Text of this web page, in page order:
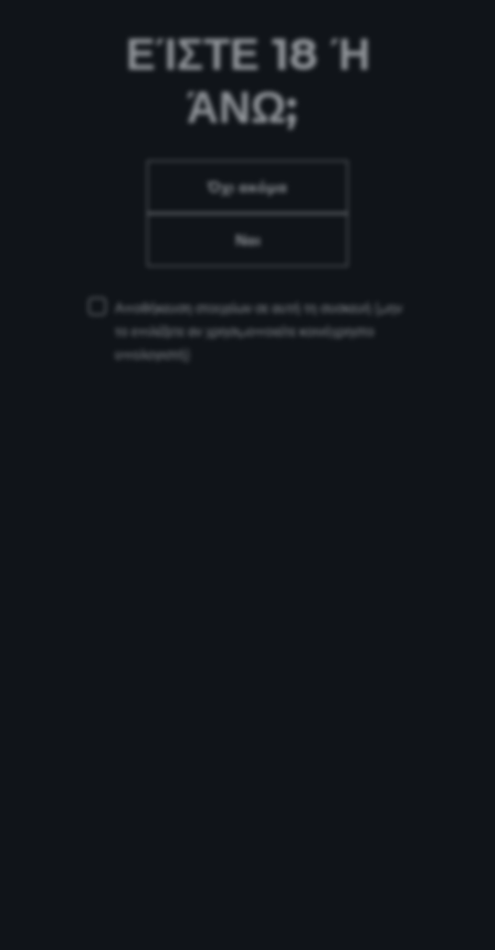
ΕΊΣΤΕ 18 Ή
ΆΝΩ;
Όχι ακόμα
Ναι
Αποθήκευση στοιχείων σε αυτή τη συσκευή
(μην
το επιλέξετε αν χρησιμοποιείτε κοινόχρηστο
υπολογιστή)